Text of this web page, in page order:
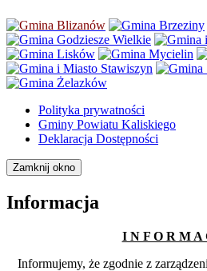
Polityka prywatności
Gminy Powiatu Kaliskiego
Deklaracja Dostępności
Zamknij okno
Informacja
I N F O R M A
Informujemy, że zgodnie z